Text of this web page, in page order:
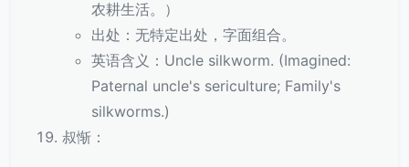
农耕生活。）
出处：无特定出处，字面组合。
英语含义：Uncle silkworm. (Imagined:
Paternal uncle's sericulture; Family's
silkworms.)
叔惭：